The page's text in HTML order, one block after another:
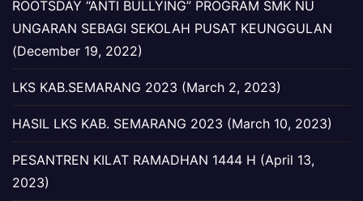
ROOTSDAY “ANTI BULLYING” PROGRAM SMK NU
UNGARAN SEBAGI SEKOLAH PUSAT KEUNGGULAN
(December 19, 2022)
LKS KAB.SEMARANG 2023 (March 2, 2023)
HASIL LKS KAB. SEMARANG 2023 (March 10, 2023)
PESANTREN KILAT RAMADHAN 1444 H (April 13,
2023)